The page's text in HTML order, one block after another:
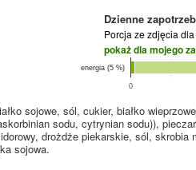
Dzienne
Porcja ze zdjęcia
pokaż dla mojego
0
energia (5 %)
sojowe, sól, cukier, białko
sodu, cytrynian sodu)),
drożdże piekarskie, sól, skrobia
sojowa.